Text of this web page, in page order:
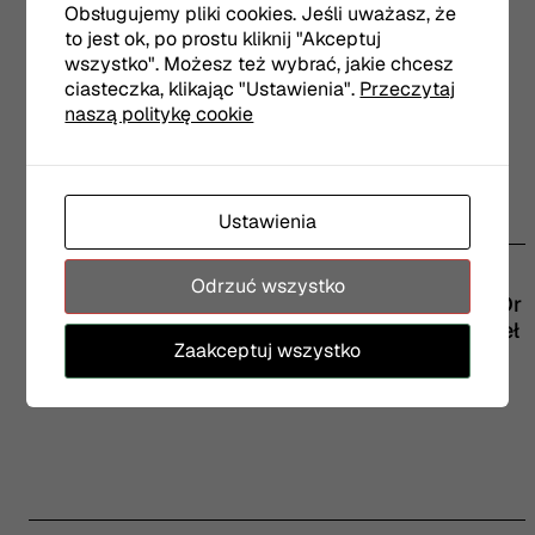
Scena Duża
31. Olsztyńskie Spotkania Teatralne
Arkadiusz Jakubik oraz oraz muzycy Dr
Misio: Adam Czarniecki, Paweł Derentowicz, Paweł
Pittner, Romek Rojewski
Obsługujemy pliki cookies. Jeśli uważasz, że
to jest ok, po prostu kliknij "Akceptuj
wszystko". Możesz też wybrać, jakie chcesz
ciasteczka, klikając "Ustawienia". Przeczytaj
naszą politykę cookie
Ustawienia
Odrzuć wszystko
Zaakceptuj wszystko